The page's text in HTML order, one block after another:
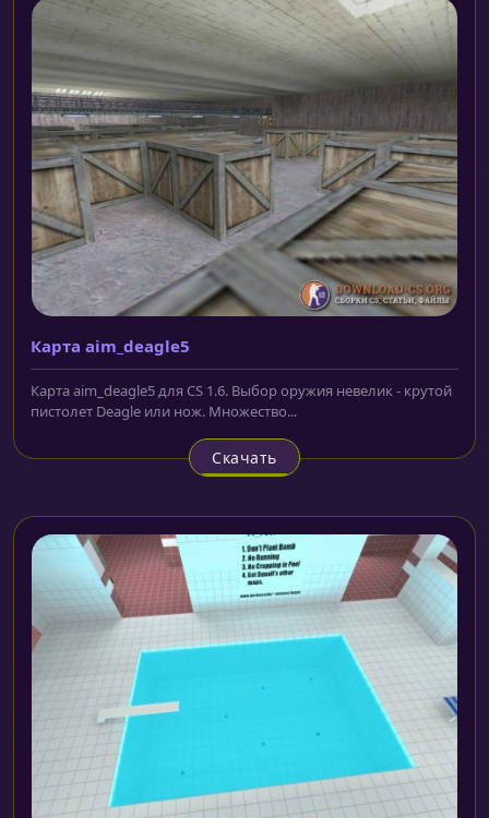
Карта aim_deagle5
Карта aim_deagle5 для CS 1.6. Выбор оружия невелик - крутой
пистолет Deagle или нож. Множество...
Скачать